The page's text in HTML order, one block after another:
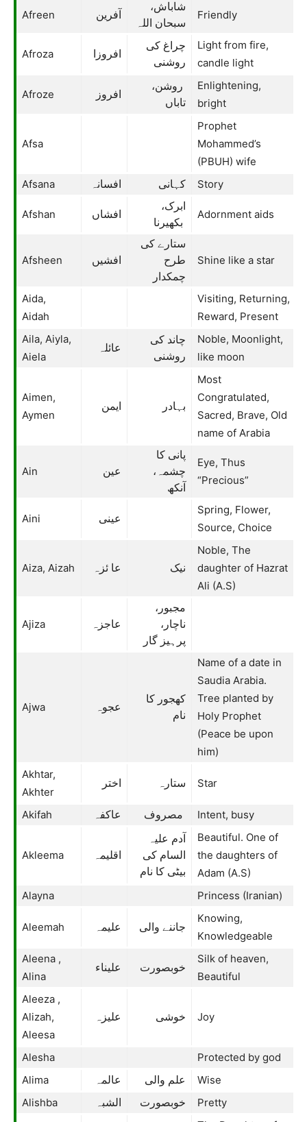
Afreen آفرین
شاباش،
سبحان اللہ
Friendly
Afroza افروزا
چراغ کی
روشنی
Light from fire,
candle light
Afroze افروز
روشن،
تاباں
Enlightening,
bright
Afsa
Prophet
Mohammed’s
(PBUH) wife
Afsana
افسانہ کہانی Story
Afshan افشاں
ابرک،
بکھیرنا
Adornment aids
Afsheen افشیں
ستارے کی
طرح
چمکدار
Shine like a star
Aida,
Aidah
Visiting, Returning,
Reward, Present
Aila, Aiyla,
Aiela
عائلہ
چاند کی
روشنی
Noble, Moonlight,
like moon
Aimen,
Aymen
ایمن بہادر
Most
Congratulated,
Sacred, Brave, Old
name of Arabia
Ain عین
پانی کا
چشمہ،
آنکھ
Eye, Thus
“Precious”
Aini عینی
Spring, Flower,
Source, Choice
Aiza, Aizah عا ئزہ نیک
Noble, The
daughter of Hazrat
Ali (A.S)
Ajiza عاجزہ
مجبور،
ناچار،
پرہیز گار
Ajwa عجوہ
کھجور کا
نام
Name of a date in
Saudia Arabia.
Tree planted by
Holy Prophet
(Peace be upon
him)
Akhtar,
Akhter
اختر ستارہ Star
Akifah عاکفہ مصروف Intent, busy
Akleema اقلیمہ
آدم علیہ
السام کی
بیٹی کا نام
Beautiful. One of
the daughters of
Adam (A.S)
Alayna
Princess (Iranian)
Aleemah علیمہ جاننے والی
Knowing,
Knowledgeable
Aleena ,
Alina
علیناء خوبصورت
Silk of heaven,
Beautiful
Aleeza ,
Alizah,
Aleesa
علیزہ خوشی Joy
Alesha
Protected by god
Alima
عالمہ علم والی
Wise
Alishba
الشبہ خوبصورت
Pretty